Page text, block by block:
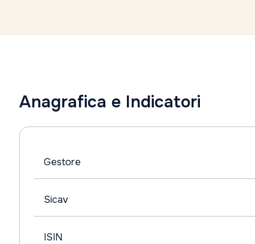
Anagrafica e Indicatori
Gestore
Sicav
ISIN